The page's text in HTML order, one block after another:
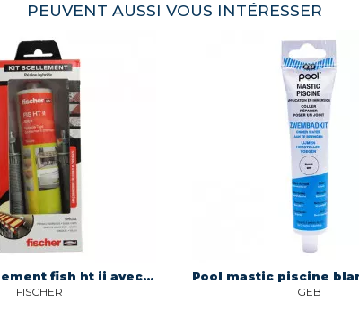
PEUVENT AUSSI VOUS INTÉRESSER
Kit de scellement fish ht ii avec 4 tiges filetees et tamis Fischer Innovative Solutions 562781
FISCHER GEB